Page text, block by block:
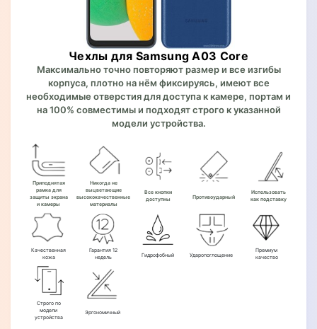
Чехлы для Samsung A03 Core
Максимально точно повторяют размер и все изгибы
корпуса, плотно на нём фиксируясь, имеют все
необходимые отверстия для доступа к камере, портам и
на 100% совместимы и подходят строго к указанной
модели устройства.
Приподнятая
рамка для
защиты экрана
и камеры
Никогда не
выцветающие
высококачественные
материалы
Все кнопки
доступны
Противоударный
Использовать
как подставку
Качественная
кожа
Гарантия 12
недель
Гидрофобный Ударопоглощение
Премиум
качество
Строго по
модели
устройства
Эргономичный